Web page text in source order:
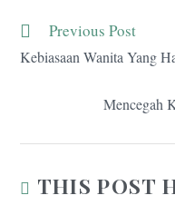
Read
articles
Previous Post
Kebiasaan Wanita Yang
Mencegah
THIS POST